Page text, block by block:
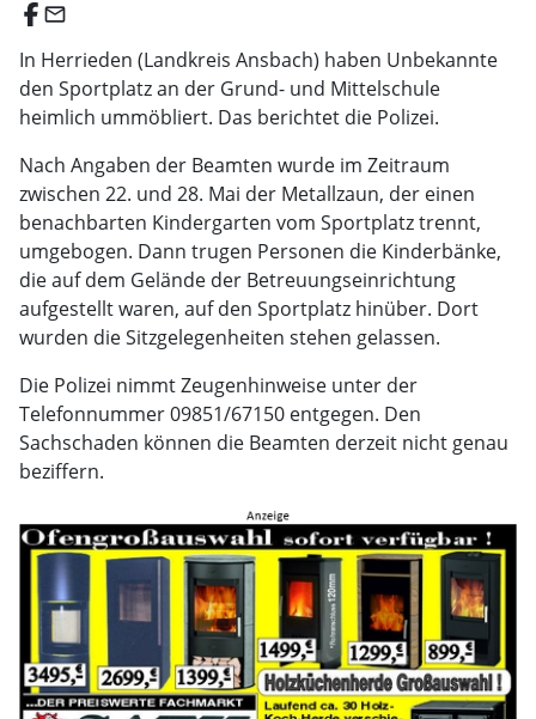
email
In Herrieden (Landkreis Ansbach) haben Unbekannte
den Sportplatz an der Grund- und Mittelschule
heimlich ummöbliert. Das berichtet die Polizei.
Nach Angaben der Beamten wurde im Zeitraum
zwischen 22. und 28. Mai der Metallzaun, der einen
benachbarten Kindergarten vom Sportplatz trennt,
umgebogen. Dann trugen Personen die Kinderbänke,
die auf dem Gelände der Betreuungseinrichtung
aufgestellt waren, auf den Sportplatz hinüber. Dort
wurden die Sitzgelegenheiten stehen gelassen.
Die Polizei nimmt Zeugenhinweise unter der
Telefonnummer 09851/67150 entgegen. Den
Sachschaden können die Beamten derzeit nicht genau
beziffern.